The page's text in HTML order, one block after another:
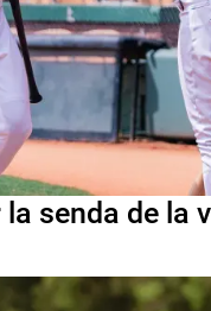
senda de la